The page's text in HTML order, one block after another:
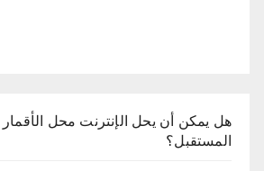
هل يمكن أن يحل الإنترنت محل
المستقبل؟